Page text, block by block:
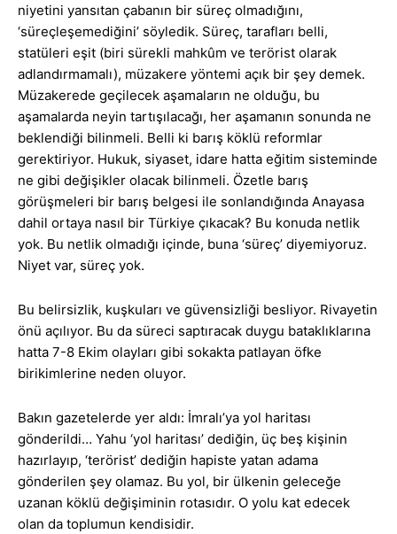
niyetini yansıtan çabanın bir süreç olmadığını,
‘süreçleşemediğini’ söyledik. Süreç, tarafları belli,
statüleri eşit (biri sürekli mahkûm ve terörist olarak
adlandırmamalı), müzakere yöntemi açık bir şey demek.
Müzakerede geçilecek aşamaların ne olduğu, bu
aşamalarda neyin tartışılacağı, her aşamanın sonunda ne
beklendiği bilinmeli. Belli ki barış köklü reformlar
gerektiriyor. Hukuk, siyaset, idare hatta eğitim sisteminde
ne gibi değişikler olacak bilinmeli. Özetle barış
görüşmeleri bir barış belgesi ile sonlandığında Anayasa
dahil ortaya nasıl bir Türkiye çıkacak? Bu konuda netlik
yok. Bu netlik olmadığı içinde, buna ‘süreç’ diyemiyoruz.
Niyet var, süreç yok.
Bu belirsizlik, kuşkuları ve güvensizliği besliyor. Rivayetin
önü açılıyor. Bu da süreci saptıracak duygu bataklıklarına
hatta 7-8 Ekim olayları gibi sokakta patlayan öfke
birikimlerine neden oluyor.
Bakın gazetelerde yer aldı: İmralı’ya yol haritası
gönderildi… Yahu ‘yol haritası’ dediğin, üç beş kişinin
hazırlayıp, ‘terörist’ dediğin hapiste yatan adama
gönderilen şey olamaz. Bu yol, bir ülkenin geleceğe
uzanan köklü değişiminin rotasıdır. O yolu kat edecek
olan da toplumun kendisidir.